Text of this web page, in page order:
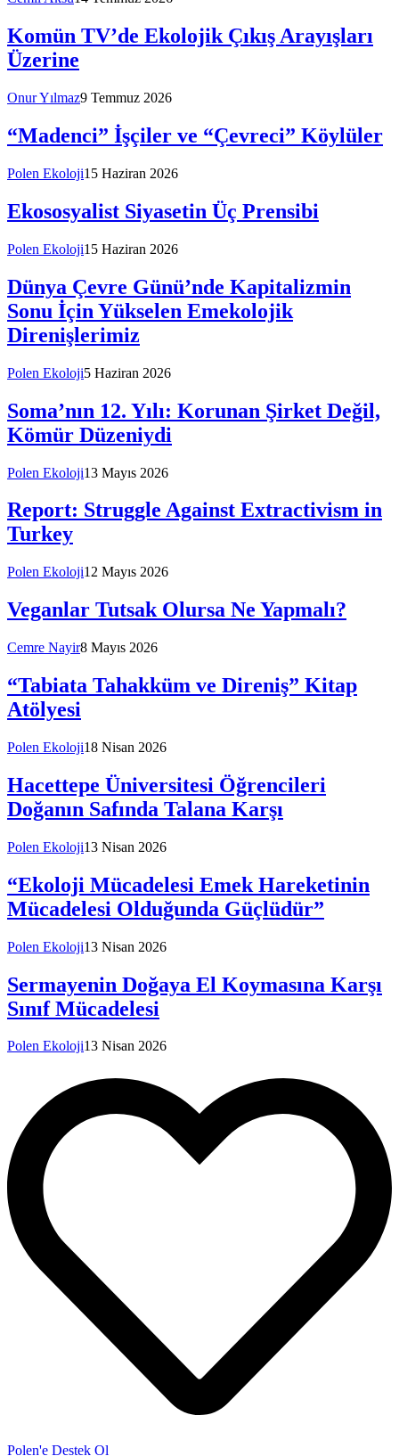
Komün TV’de Ekolojik Çıkış Arayışları
Üzerine
Onur Yılmaz9 Temmuz 2026
“Madenci” İşçiler ve “Çevreci” Köylüler
Polen Ekoloji15 Haziran 2026
Ekososyalist Siyasetin Üç Prensibi
Polen Ekoloji15 Haziran 2026
Dünya Çevre Günü’nde Kapitalizmin
Sonu İçin Yükselen Emekolojik
Direnişlerimiz
Polen Ekoloji5 Haziran 2026
Soma’nın 12. Yılı: Korunan Şirket Değil,
Kömür Düzeniydi
Polen Ekoloji13 Mayıs 2026
Report: Struggle Against Extractivism in
Turkey
Polen Ekoloji12 Mayıs 2026
Veganlar Tutsak Olursa Ne Yapmalı?
Cemre Nayir8 Mayıs 2026
“Tabiata Tahakküm ve Direniş” Kitap
Atölyesi
Polen Ekoloji18 Nisan 2026
Hacettepe Üniversitesi Öğrencileri
Doğanın Safında Talana Karşı
Polen Ekoloji13 Nisan 2026
“Ekoloji Mücadelesi Emek Hareketinin
Mücadelesi Olduğunda Güçlüdür”
Polen Ekoloji13 Nisan 2026
Sermayenin Doğaya El Koymasına Karşı
Sınıf Mücadelesi
Polen Ekoloji13 Nisan 2026
Polen'e Destek Ol